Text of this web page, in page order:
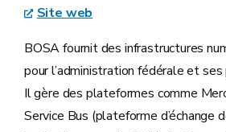
Site web
BOSA fournit des infrastructures
pour l’administration fédérale et ses
Il gère des plateformes comme
Service Bus (plateforme d’échange